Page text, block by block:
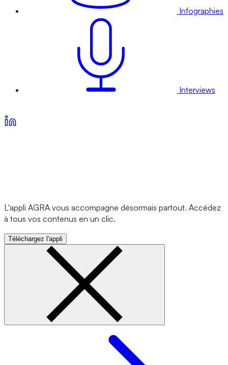
Infographies
Interviews
L'appli AGRA vous accompagne désormais partout. Accédez
à tous vos contenus en un clic.
Téléchargez l'appli